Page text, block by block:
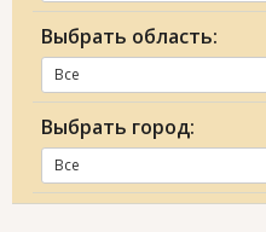
Выбрать область:
Все
Выбрать город:
Все